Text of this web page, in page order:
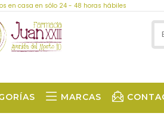
en casa en sólo 24 - 48 horas hábiles
MARCAS